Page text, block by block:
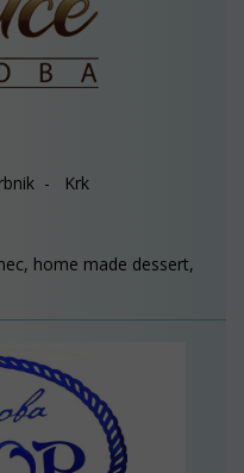
- Krk
home made dessert,